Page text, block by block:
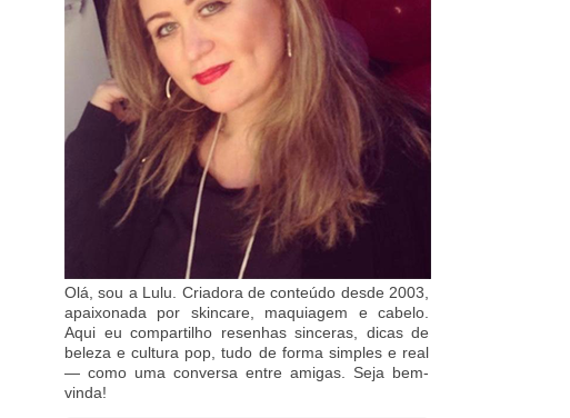
Olá, sou a Lulu. Criadora de conteúdo desde 2003,
apaixonada por skincare, maquiagem e cabelo.
Aqui eu compartilho resenhas sinceras, dicas de
beleza e cultura pop, tudo de forma simples e real
— como uma conversa entre amigas. Seja bem-
vinda!